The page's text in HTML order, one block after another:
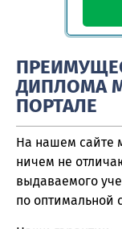
ДИПЛОМА
ПОРТАЛЕ
На нашем сайте
ничем не
выдаваемого
по оптимальной